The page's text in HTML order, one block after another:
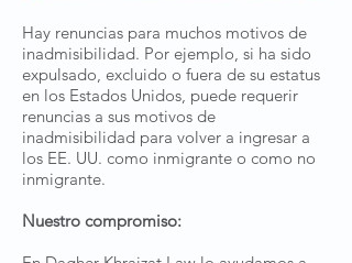
Hay renuncias para muchos motivos de
inadmisibilidad. Por ejemplo, si ha sido
expulsado, excluido o fuera de su estatus
en los Estados Unidos, puede requerir
renuncias a sus motivos de
inadmisibilidad para volver a ingresar a
los EE. UU. como inmigrante o como no
inmigrante.
Nuestro compromiso: